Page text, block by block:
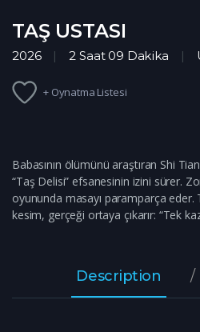
TAŞ USTASI
2026 2 Saat 09 Dakika
+ Oynatma Listesi
Babasının ölümünü araştıran Shi
“Taş Delisi” efsanesinin izini sürer.
oyununda masayı paramparça eder.
kesim, gerçeği ortaya çıkarır: “Tek
Description